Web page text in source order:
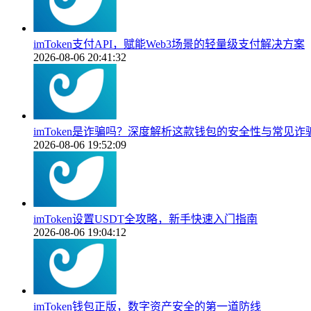
imToken支付API，赋能Web3场景的轻量级支付解决方案
2026-08-06 20:41:32
imToken是诈骗吗？深度解析这款钱包的安全性与常见诈
2026-08-06 19:52:09
imToken设置USDT全攻略，新手快速入门指南
2026-08-06 19:04:12
imToken钱包正版，数字资产安全的第一道防线